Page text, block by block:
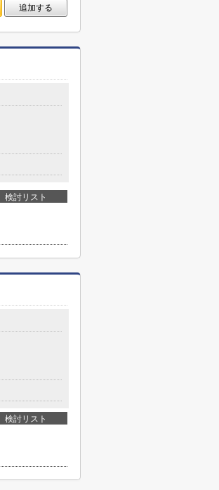
追加する
検討リスト
検討リスト